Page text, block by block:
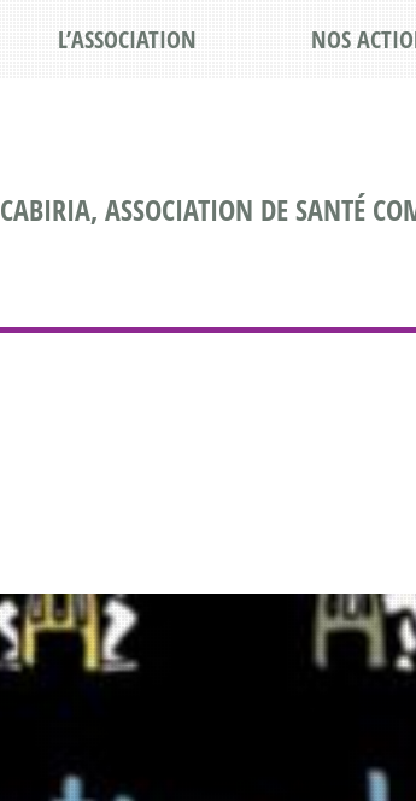
CABIRIA, ASSOCIATION DE SANTÉ
L’ASSOCIATION NOS